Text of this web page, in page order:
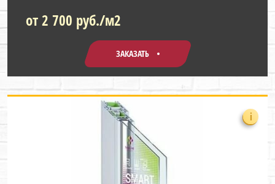
от 2 700 руб./м2
ЗАКАЗАТЬ
i